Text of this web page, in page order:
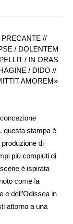
//
/ DOLENTEM
/ IN ORAS
/ DIDO //
AMOREM»
questa stampa è
di
più compiuti di
scene è ispirata
come la
e dell’Odissea in
attorno a una